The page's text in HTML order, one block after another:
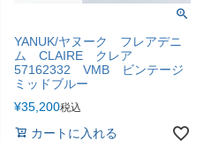
YANUK/ヤヌーク フレアデニ
ム CLAIRE クレア
57162332 VMB ビンテージ
ミッドブルー
¥35,200税込
カートに入れる